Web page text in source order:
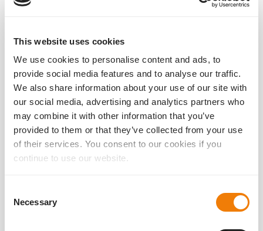
This website uses cookies
We use cookies to personalise content and ads, to
provide social media features and to analyse our traffic.
We also share information about your use of our site with
our social media, advertising and analytics partners who
may combine it with other information that you’ve
provided to them or that they’ve collected from your use
of their services. You consent to our cookies if you
continue to use our website.
Selection
Necessary
1stINJECT Preloaded System